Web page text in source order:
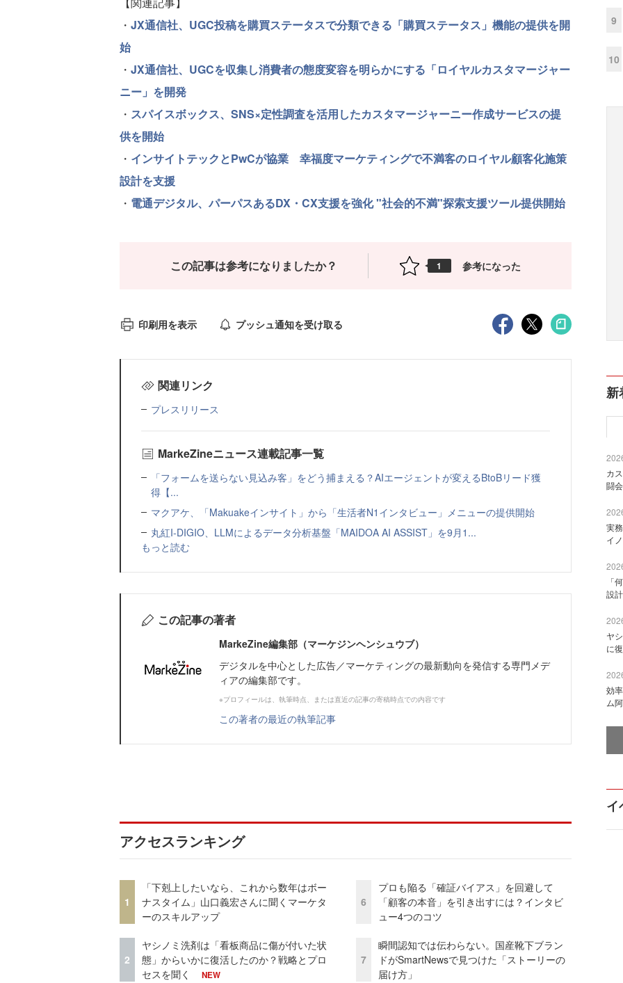
・ JX通信社、UGC投稿を購買ステータスで分類できる「購買ステータス」機能の提供を開
始
・ JX通信社、UGCを収集し消費者の態度変容を明らかにする「ロイヤルカスタマージャー
ニー」を開発
・ スパイスボックス、SNS×定性調査を活用したカスタマージャーニー作成サービスの提
供を開始
・ インサイトテックとPwCが協業 幸福度マーケティングで不満客のロイヤル顧客化施策
設計を支援
・ 電通デジタル、パーパスあるDX・CX支援を強化 "社会的不満"探索支援ツール提供開始
この記事は参考になりましたか？ 1 参考になった
印刷用を表示 プッシュ通知を受け取る
関連リンク
プレスリリース
MarkeZineニュース連載記事一覧
「フォームを送らない見込み客」をどう捕まえる？AIエージェントが変えるBtoBリード獲
得【...
マクアケ、「Makuakeインサイト」から「生活者N1インタビュー」メニューの提供開始
丸紅I-DIGIO、LLMによるデータ分析基盤「MAIDOA AI ASSIST」を9月1...
もっと読む
この記事の著者
MarkeZine編集部（マーケジンヘンシュウブ）
デジタルを中心とした広告／マーケティングの最新動向を発信する専門メデ
ィアの編集部です。
※プロフィールは、執筆時点、または直近の記事の寄稿時点での内容です
この著者の最近の執筆記事
アクセスランキング
1
「下剋上したいなら、これから数年はボー
ナスタイム」山口義宏さんに聞くマーケタ
ーのスキルアップ
2
ヤシノミ洗剤は「看板商品に傷が付いた状
態」からいかに復活したのか？戦略とプロ
セスを聞く
NEW
6
プロも陥る「確証バイアス」を回避して
「顧客の本音」を引き出すには？インタビ
ュー4つのコツ
7
瞬間認知では伝わらない。国産靴下ブラン
ドがSmartNewsで見つけた「ストーリーの
届け方」
9
10
新
カ
闘
実
イ
「
設
ヤ
に
効
ム
イ